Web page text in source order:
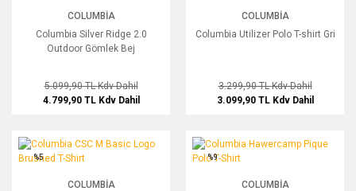
COLUMBIA
Columbia Silver Ridge 2.0
Outdoor Gömlek Bej
5.099,90 TLKdv Dahil
4.799,90 TL Kdv Dahil
COLUMBIA
Columbia Utilizer Polo T-shirt Gri
3.299,90 TLKdv Dahil
3.099,90 TL Kdv Dahil
Columbia CSC M Basic Logo Brushed T-Shirt
%5
COLUMBIA
Columbia Hawercamp Pique Polo T-
%9
COLUMBIA